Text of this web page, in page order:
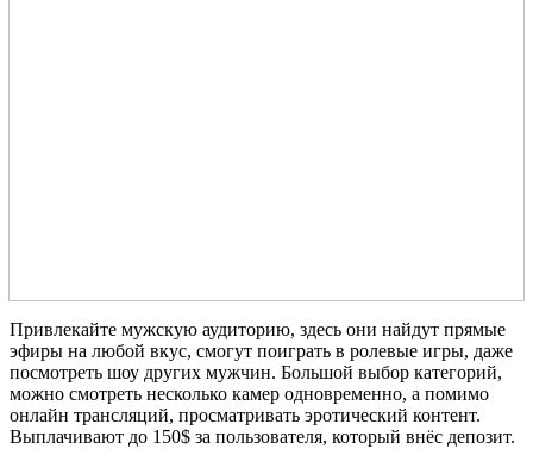
Привлекайте мужскую аудиторию, здесь они найдут прямые
эфиры на любой вкус, смогут поиграть в ролевые игры, даже
посмотреть шоу других мужчин. Большой выбор категорий,
можно смотреть несколько камер одновременно, а помимо
онлайн трансляций, просматривать эротический контент.
Выплачивают до 150$ за пользователя, который внёс депозит.